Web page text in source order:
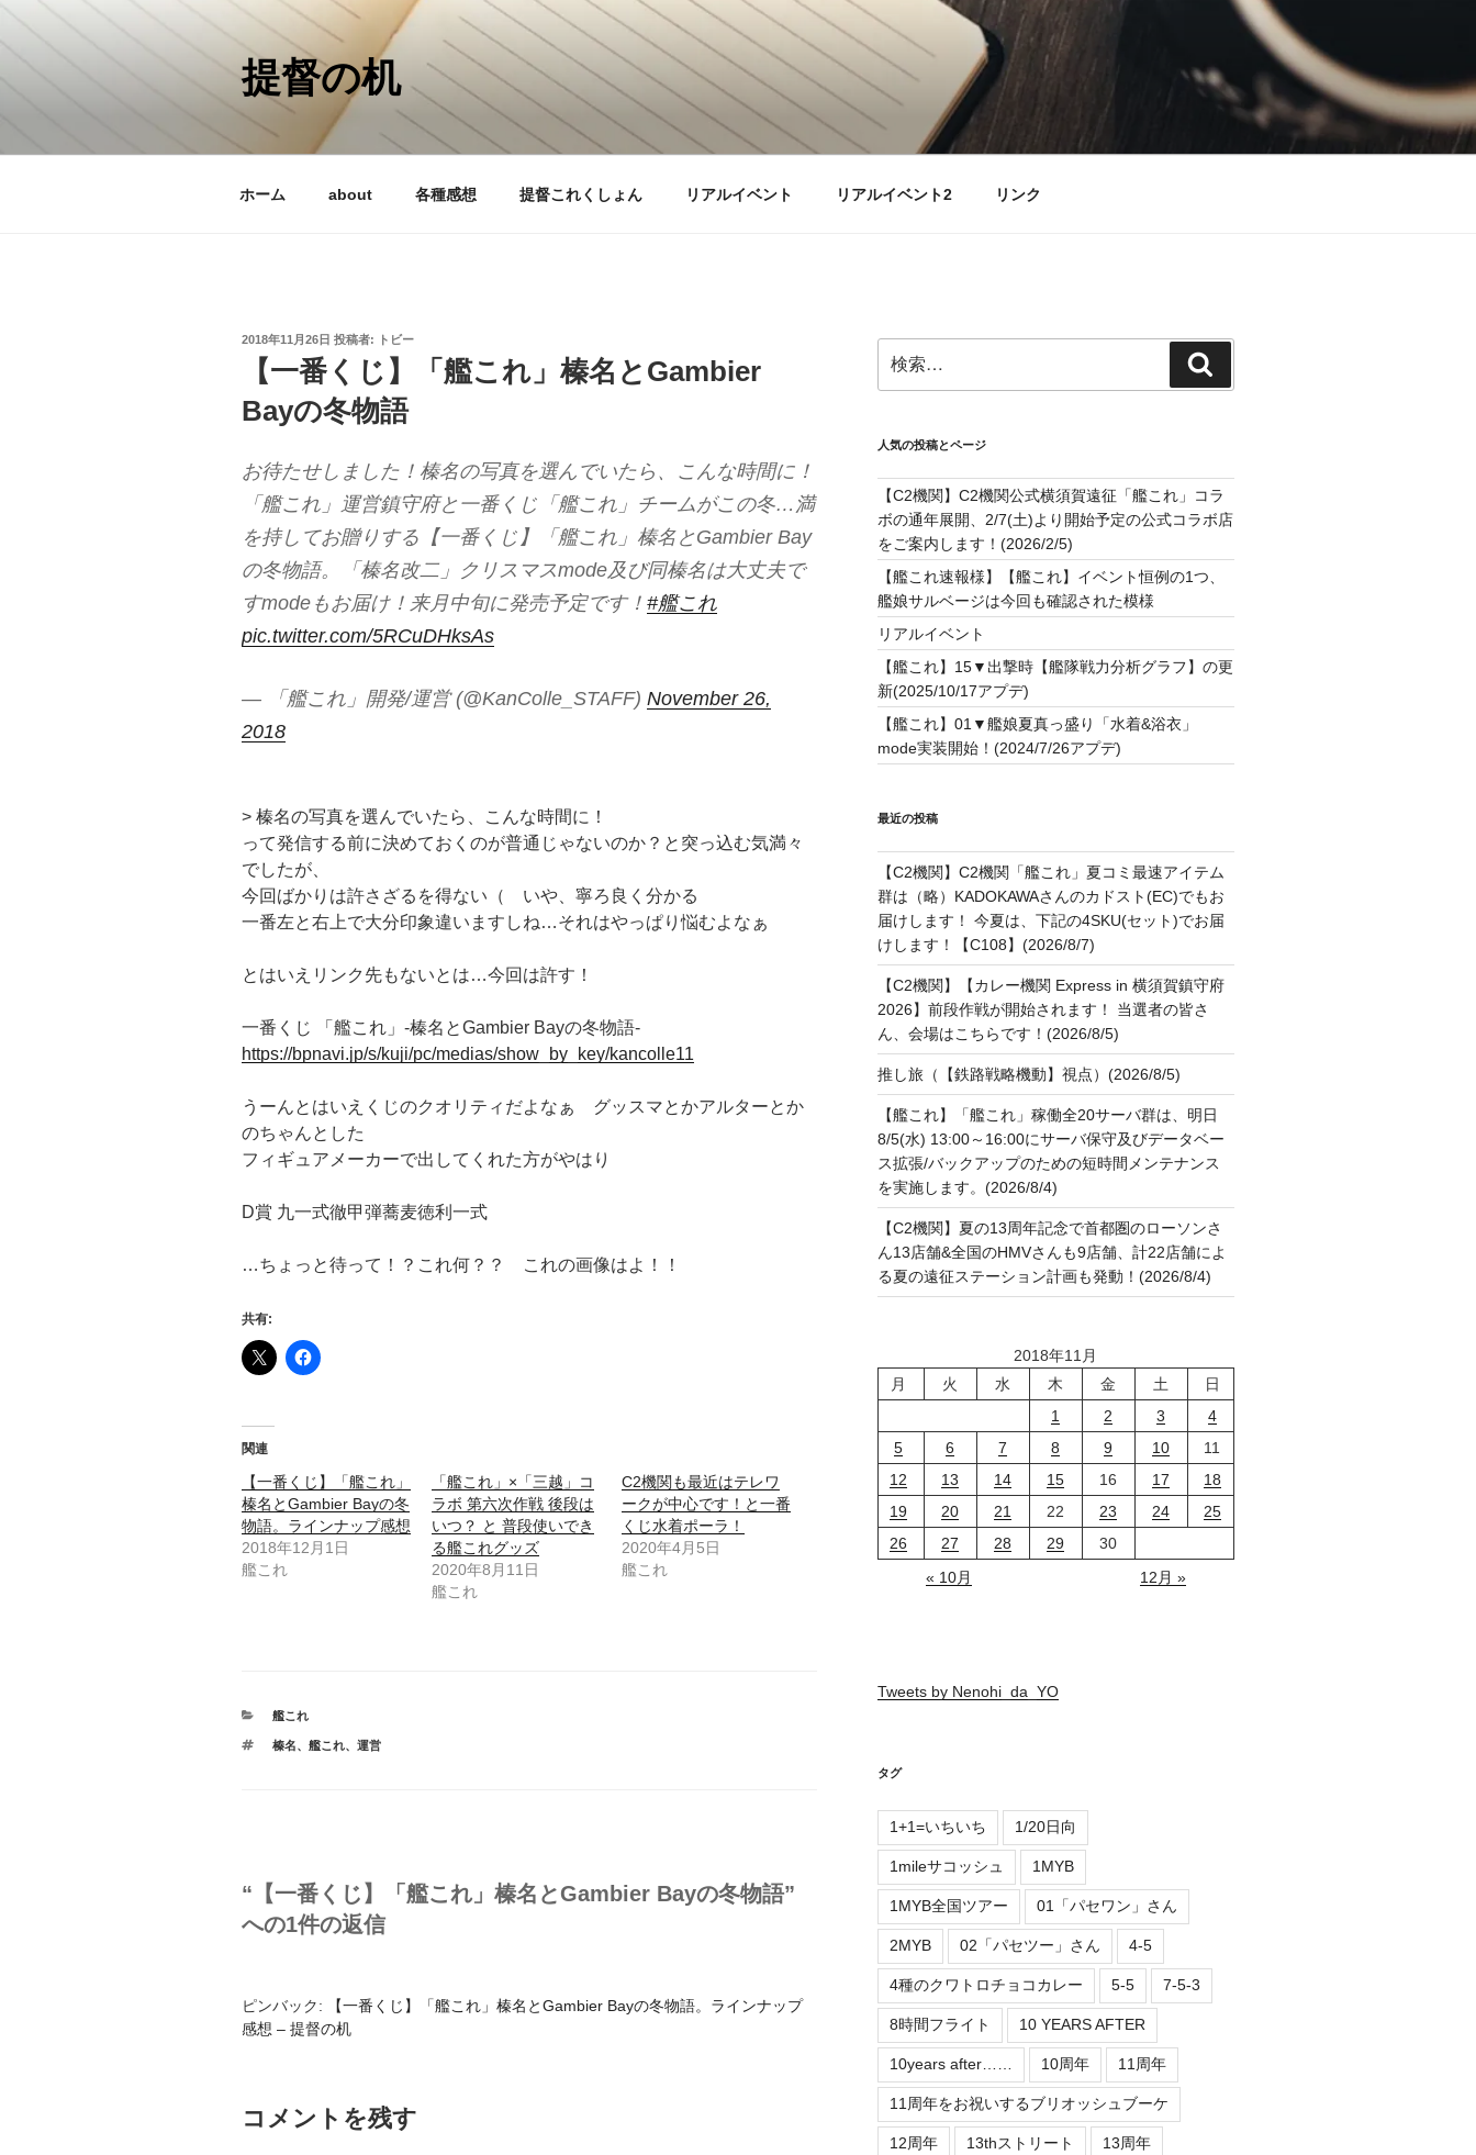
ン
提督の机
ホーム about 各種感想 提督これくしょん リアルイベント リアルイベント2 リンク
投
2018年11月26日 投稿者: トビー
【一番くじ】「艦これ」榛名とGambier
Bayの冬物語
お待たせしました！榛名の写真を選んでいたら、こんな時間に！
「艦これ」運営鎮守府と一番くじ「艦これ」チームがこの冬…満
を持してお贈りする【一番くじ】「艦これ」榛名とGambier Bay
の冬物語。「榛名改二」クリスマスmode及び同榛名は大丈夫で
すmodeもお届け！来月中旬に発売予定です！ #艦これ
pic.twitter.com/5RCuDHksAs
— 「艦これ」開発/運営 (@KanColle_STAFF) November 26,
2018
> 榛名の写真を選んでいたら、こんな時間に！
って発信する前に決めておくのが普通じゃないのか？と突っ込む気満々
でしたが、
今回ばかりは許さざるを得ない（ いや、寧ろ良く分かる
一番左と右上で大分印象違いますしね…それはやっぱり悩むよなぁ
とはいえリンク先もないとは…今回は許す！
一番くじ 「艦これ」-榛名とGambier Bayの冬物語-
https://bpnavi.jp/s/kuji/pc/medias/show_by_key/kancolle11
うーんとはいえくじのクオリティだよなぁ グッスマとかアルターとか
のちゃんとした
フィギュアメーカーで出してくれた方がやはり
D賞 九一式徹甲弾蕎麦徳利一式
…ちょっと待って！？これ何？？ これの画像はよ！！
共有:
関連
【一番くじ】「艦これ」
榛名とGambier Bayの冬
物語。ラインナップ感想
2018年12月1日
艦これ
「艦これ」×「三越」コ
ラボ 第六次作戦 後段は
いつ？ と 普段使いでき
る艦これグッズ
2020年8月11日
艦これ
C2機関も最近はテレワ
ークが中心です！と一番
くじ水着ポーラ！
2020年4月5日
艦これ
カ
ゴ
艦これ
タ
榛名、 艦これ、 運営
“【一番くじ】「艦これ」榛名とGambier Bayの冬物語”
への1件の返信
ピンバック:
【一番くじ】「艦これ」榛名とGambier Bayの冬物語。ラインナップ
感想 – 提督の机
コメントを残す
索:
索
人気の投稿とページ
【C2機関】C2機関公式横須賀遠征「艦これ」コラ
ボの通年展開、2/7(土)より開始予定の公式コラボ店
をご案内します！(2026/2/5)
【艦これ速報様】【艦これ】イベント恒例の1つ、
艦娘サルベージは今回も確認された模様
リアルイベント
【艦これ】15▼出撃時【艦隊戦力分析グラフ】の更
新(2025/10/17アプデ)
【艦これ】01▼艦娘夏真っ盛り「水着&浴衣」
mode実装開始！(2024/7/26アプデ)
最近の投稿
【C2機関】C2機関「艦これ」夏コミ最速アイテム
群は（略）KADOKAWAさんのカドスト(EC)でもお
届けします！ 今夏は、下記の4SKU(セット)でお届
けします！【C108】(2026/8/7)
【C2機関】【カレー機関 Express in 横須賀鎮守府
2026】前段作戦が開始されます！ 当選者の皆さ
ん、会場はこちらです！(2026/8/5)
推し旅（【鉄路戦略機動】視点）(2026/8/5)
【艦これ】「艦これ」稼働全20サーバ群は、明日
8/5(水) 13:00～16:00にサーバ保守及びデータベー
ス拡張/バックアップのための短時間メンテナンス
を実施します。(2026/8/4)
【C2機関】夏の13周年記念で首都圏のローソンさ
ん13店舗&全国のHMVさんも9店舗、計22店舗によ
る夏の遠征ステーション計画も発動！(2026/8/4)
2018年11月
月
火 水 木 金 土
日
1
2 3
4
5
6 7 8 9 10
11
12
13 14 15 16 17
18
19
20 21 22 23 24
25
26
27 28 29
30
« 10月
12月 »
Tweets by Nenohi_da_YO
タグ
1+1=いちいち 1/20日向
1mileサコッシュ 1MYB
1MYB全国ツアー 01「パセワン」さん
2MYB 02「パセツー」さん 4-5
4種のクワトロチョコカレー 5-5 7-5-3
8時間フライト 10 YEARS AFTER
10years after…… 10周年 11周年
11周年をお祝いするブリオッシュブーケ
12周年 13thストリート 13周年